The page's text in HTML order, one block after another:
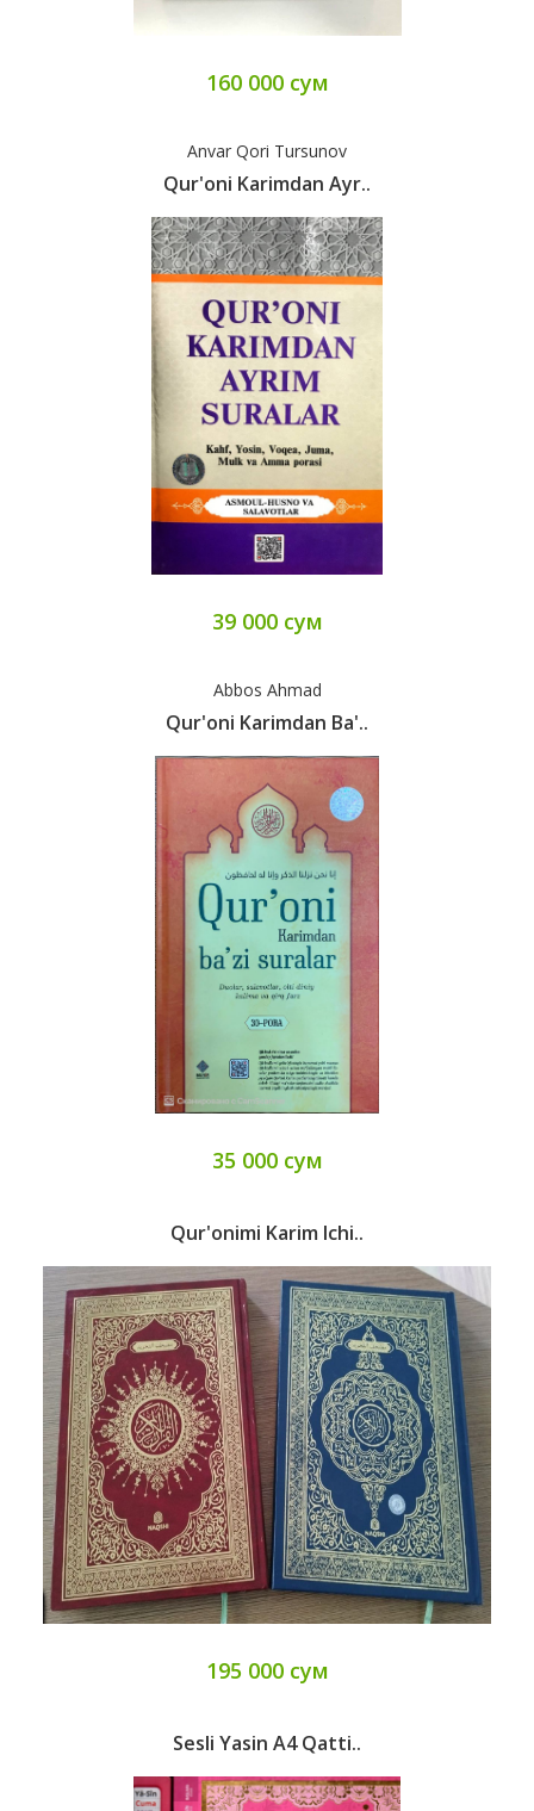
160 000 сум
Anvar Qori Tursunov
Qur'oni Karimdan Ayr..
39 000 сум
Abbos Ahmad
Qur'oni Karimdan Ba'..
35 000 сум
Qur'onimi Karim Ichi..
195 000 сум
Sesli Yasin А4 Qatti..